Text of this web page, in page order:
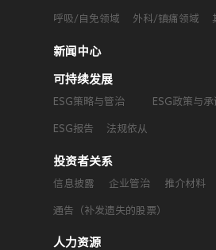
呼吸/自免领域 外科/镇痛领域
新闻中心
可持续发展
ESG策略与管治 ESG政策与承
ESG报告 法规依从
投资者关系
信息披露 企业管治 推介材料
通告（补发遗失的股票）
人力资源